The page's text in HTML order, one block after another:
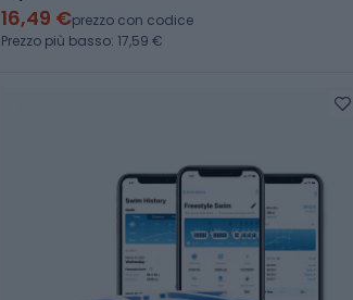
16,49 €prezzo con codice
Prezzo più basso: 17,59 €